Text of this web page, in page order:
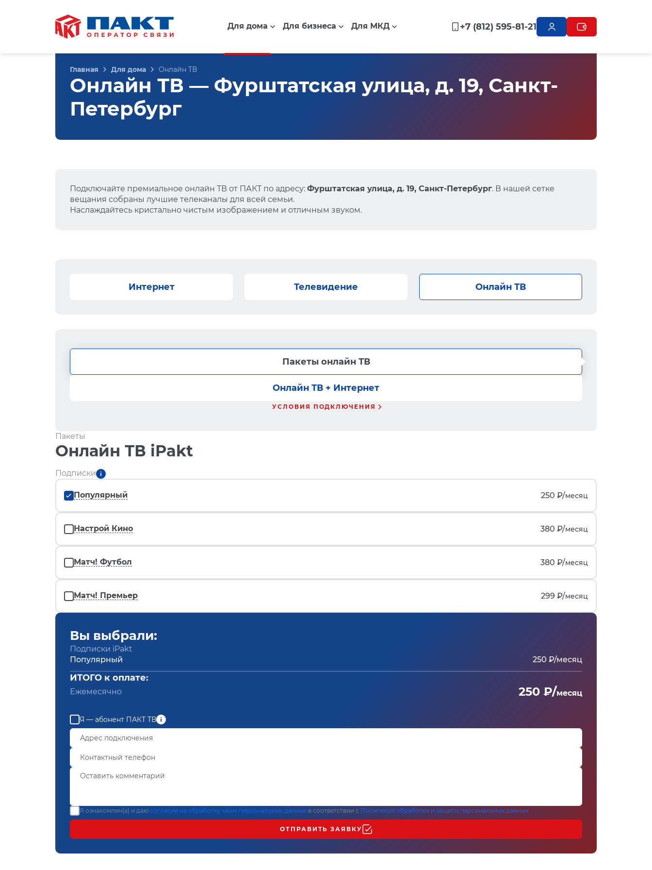
Для дома Для бизнеса Для МКД +7 (812) 595-81-21
Главная Для дома Онлайн ТВ
Онлайн ТВ — Фурштатская улица, д. 19, Санкт-
Петербург
Подключайте премиальное онлайн ТВ от ПАКТ по адресу: Фурштатская улица, д. 19, Санкт-Петербург. В нашей сетке
вещания собраны лучшие телеканалы для всей семьи.
Наслаждайтесь кристально чистым изображением и отличным звуком.
Интернет Телевидение Онлайн ТВ
Пакеты онлайн ТВ
Онлайн ТВ + Интернет
УСЛОВИЯ ПОДКЛЮЧЕНИЯ
Пакеты
Онлайн ТВ iPakt
Подписки
Популярный 250 ₽/месяц
Настрой Кино 380 ₽/месяц
Матч! Футбол 380 ₽/месяц
Матч! Премьер 299 ₽/месяц
Вы выбрали:
Подписки iPakt
Популярный
250 ₽/месяц
ИТОГО к оплате:
Ежемесячно 250 ₽/месяц
Я — абонент ПАКТ ТВ
Я ознакомлен(а) и даю согласие на обработку моих персональных данных в соответствии с Политикой обработки и защиты персональных данных
ОТПРАВИТЬ ЗАЯВКУ